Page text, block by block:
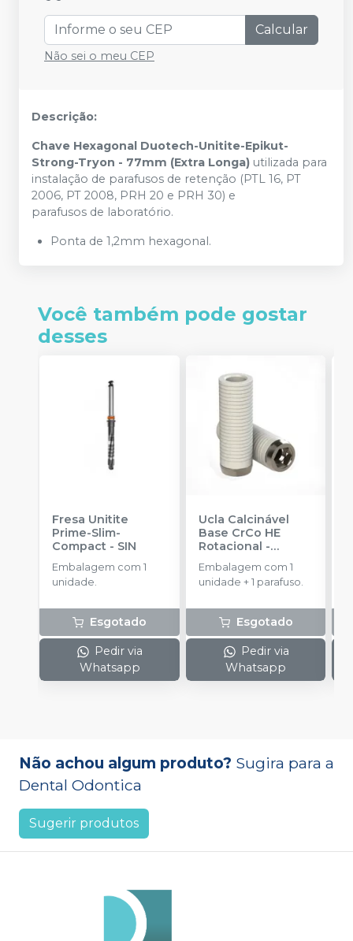
Calcular
Não sei o meu CEP
Descrição:
Chave Hexagonal Duotech-Unitite-Epikut-
Strong-Tryon - 77mm (Extra Longa) utilizada para
instalação de parafusos de retenção (PTL 16, PT
2006, PT 2008, PRH 20 e PRH 30) e
parafusos de laboratório.
Ponta de 1,2mm hexagonal.
Você também pode gostar
desses
Fresa Unitite
Prime-Slim-
Compact - SIN
Embalagem com 1
unidade.
Esgotado
Pedir via
Whatsapp
Ucla Calcinável
Base CrCo HE
Rotacional -
SINGULAR
Embalagem com 1
unidade + 1 parafuso.
Esgotado
Pedir via
Whatsapp
Não achou algum produto? Sugira para a
Dental Odontica
Sugerir produtos